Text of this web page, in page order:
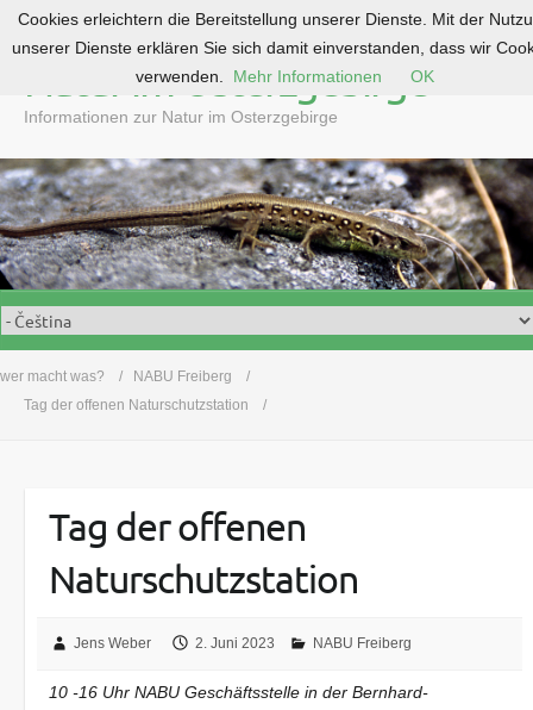
o
c
o
n
t
e
n
Natur im Osterzgebirge
Informationen zur Natur im Osterzgebirge
wer macht was?
NABU Freiberg
Tag der offenen Naturschutzstation
Tag der offenen
Naturschutzstation
Jens Weber 2. Juni 2023 NABU Freiberg
10 -16 Uhr NABU Geschäftsstelle in der Bernhard-
Cookies erleichtern die Bereitstellung unserer Dienste. Mit der
unserer Dienste erklären Sie sich damit einverstanden, dass wir
verwenden.
Mehr Informationen OK